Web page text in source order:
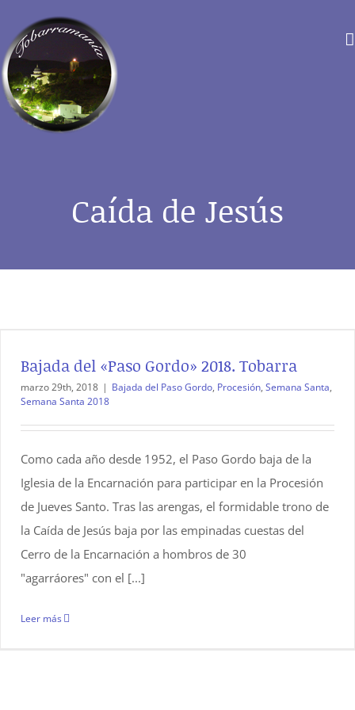
contenido
Caída de Jesús
Bajada del «Paso Gordo» 2018. Tobarra
marzo 29th, 2018 | Bajada del Paso Gordo, Procesión, Semana Santa,
Semana Santa 2018
Como cada año desde 1952, el Paso Gordo baja de la
Iglesia de la Encarnación para participar en la Procesión
de Jueves Santo. Tras las arengas, el formidable trono de
la Caída de Jesús baja por las empinadas cuestas del
Cerro de la Encarnación a hombros de 30
"agarráores" con el [...]
Leer más